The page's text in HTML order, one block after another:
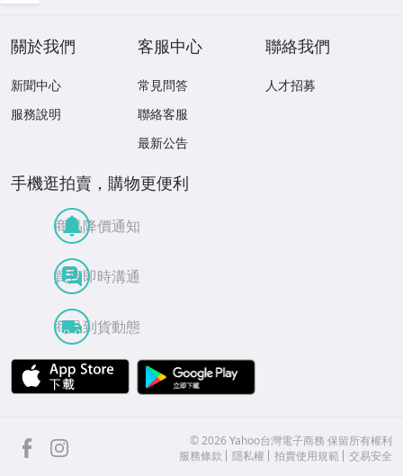
關於我們
新聞中心
服務說明
客服中心
常見問答
聯絡客服
最新公告
聯絡我們
人才招募
手機逛拍賣，購物更便利
商品降價通知
買賣即時溝通
商品到貨動態
APP Store
facebook ©2026 Yahoo台灣電子商務 保留所有權利
服務條款
隱私權 拍賣使用規範 交易安全